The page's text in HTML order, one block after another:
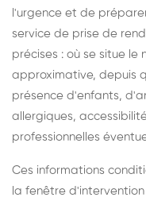
l'urgence et de
service de prise de
précises : où se situe le
approximative, depuis
présence d'enfants,
allergiques,
professionnelles
Ces informations
la fenêtre